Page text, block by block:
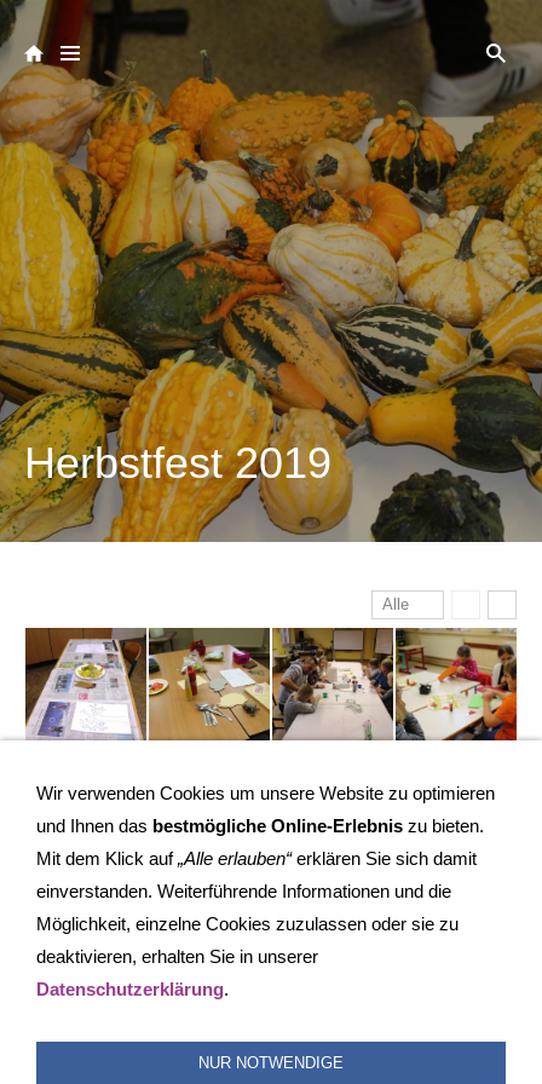
Herbstfest 2019
Alle
IMPRESSUM COOKIES
SUCHEN
Wir verwenden Cookies um unsere Website zu optimieren
und Ihnen das bestmögliche Online-Erlebnis zu bieten.
Mit dem Klick auf„Alle erlauben“erklären Sie sich damit
einverstanden. Weiterführende Informationen und die
Möglichkeit, einzelne Cookies zuzulassen oder sie zu
deaktivieren, erhalten Sie in unserer
Datenschutzerklärung.
NUR NOTWENDIGE